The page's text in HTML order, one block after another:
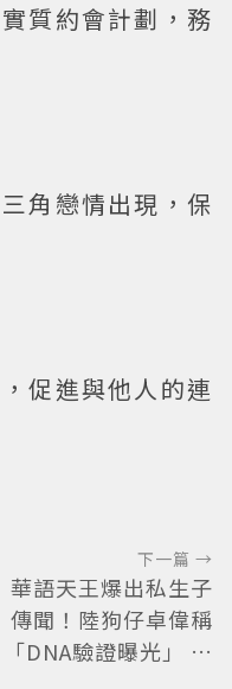
質約會計劃，務
角戀情出現，保
促進與他人的連
下一篇 →
華語天王爆出私生子
傳聞！陸狗仔卓偉稱
「DNA驗證曝光」 全